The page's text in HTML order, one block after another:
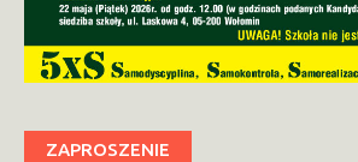
ZAPROSZENIE